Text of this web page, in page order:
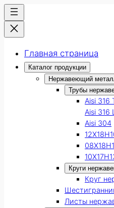
Главная страница
Каталог продукции
Нержавеющий
Трубы
Aisi 316
Aisi 316 L
Aisi 304
Круги
Круг
Листы